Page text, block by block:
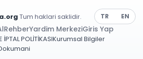
Tum haklari saklidir. TR EN
RehberYardim MerkeziGiris Yap
İPTAL POLİTİKASIKurumsal Bilgiler